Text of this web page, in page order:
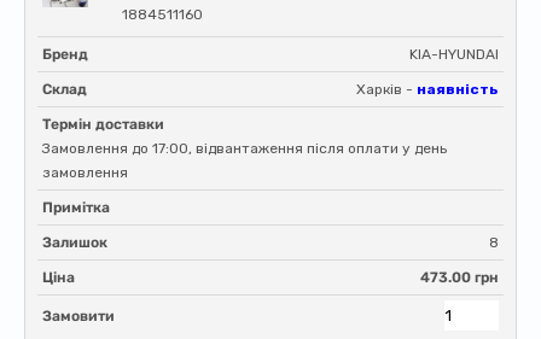
1884511160
Бренд KIA-HYUNDAI
Склад Харків - наявність
Термін доставки
Замовлення до 17:00, відвантаження після оплати у день
замовлення
Примітка
Залишок 8
Ціна 473.00 грн
Замовити